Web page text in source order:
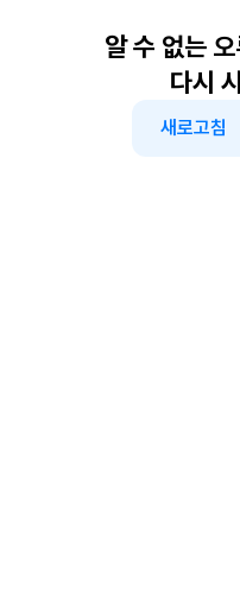
알 수 없는
다시
새로고침